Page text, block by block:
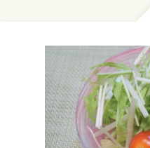
妊
お産